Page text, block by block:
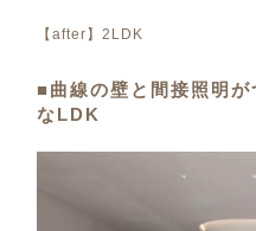
【after】2LDK
■曲線の壁と間接照明
なLDK